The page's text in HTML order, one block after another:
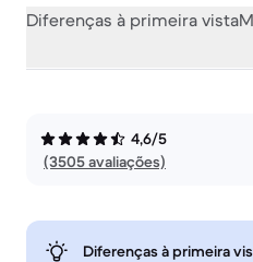
Diferenças à primeira vista
4,6/5
(3505 avaliações)
Diferenças à primeira